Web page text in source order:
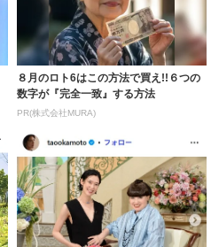
８月のロト6はこの方法で買え!!６つの
数字が『完全一致』する方法
PR(株式会社MURA)